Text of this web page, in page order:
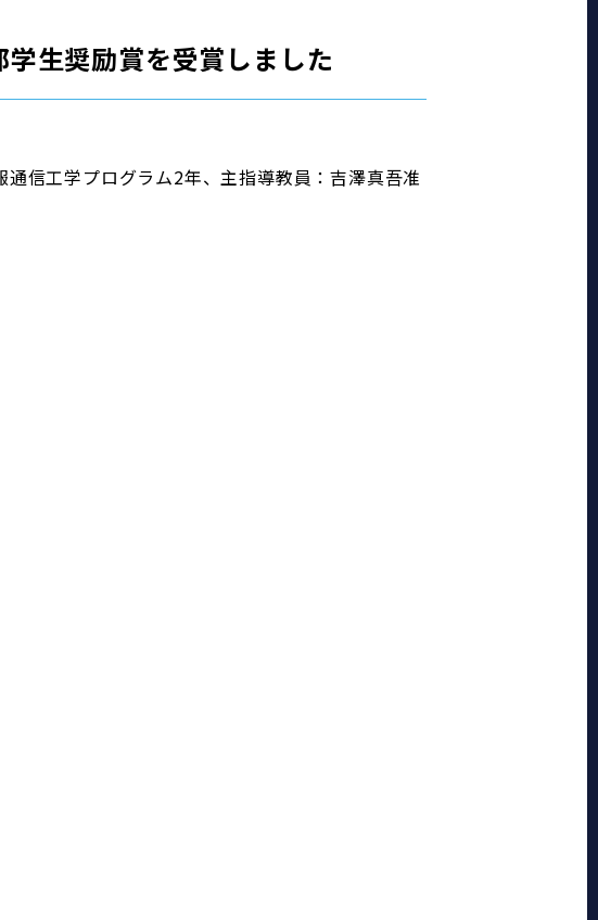
生奨励賞を受賞しました
信工学プログラム2年、主指導教員：吉澤真吾准